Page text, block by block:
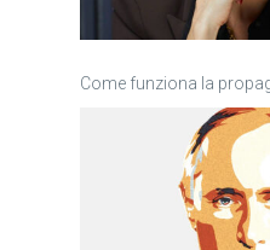
Come funziona la